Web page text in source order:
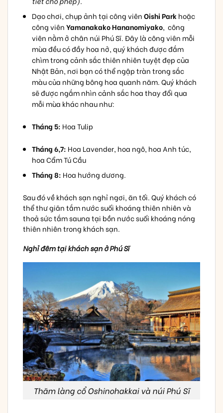
Dạo chơi, chụp ảnh tại công viênOishi Parkhoặc
công viênYamanakako Hananomiyako, công
viên nằm ở chân núi Phú Sĩ. Đây là công viên mỗi
mùa đều có đầy hoa nở, quý khách được đắm
chìm trong cảnh sắc thiên nhiên tuyệt đẹp của
Nhật Bản, nơi bạn có thể ngập tràn trong sắc
màu của những bông hoa quanh năm. Quý khách
sẽ được ngắm nhìn cảnh sắc hoa thay đổi qua
mỗi mùa khác nhau như:
Tháng 5: Hoa Tulip
Tháng 6,7: Hoa Lavender, hoa ngô, hoa Anh túc,
hoa Cẩm Tú Cầu
Tháng 8: Hoa hướng dương.
Sau đó về khách sạn nghỉ ngơi, ăn tối. Quý khách có
thể thư giãn tắm nước suối khoáng thiên nhiên và
thoả sức tắm sauna tại bồn nước suối khoáng nóng
thiên nhiên trong khách sạn.
Nghỉ đêm tại khách sạn ở Phú Sĩ
Thăm làng cổ Oshinohakkai và núi Phú Sĩ